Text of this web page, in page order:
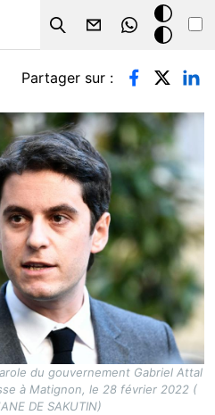
Search
Mode
sombre
Partager sur :
du gouvernement Gabriel Attal
à Matignon, le 28 février 2022 (
DE SAKUTIN)